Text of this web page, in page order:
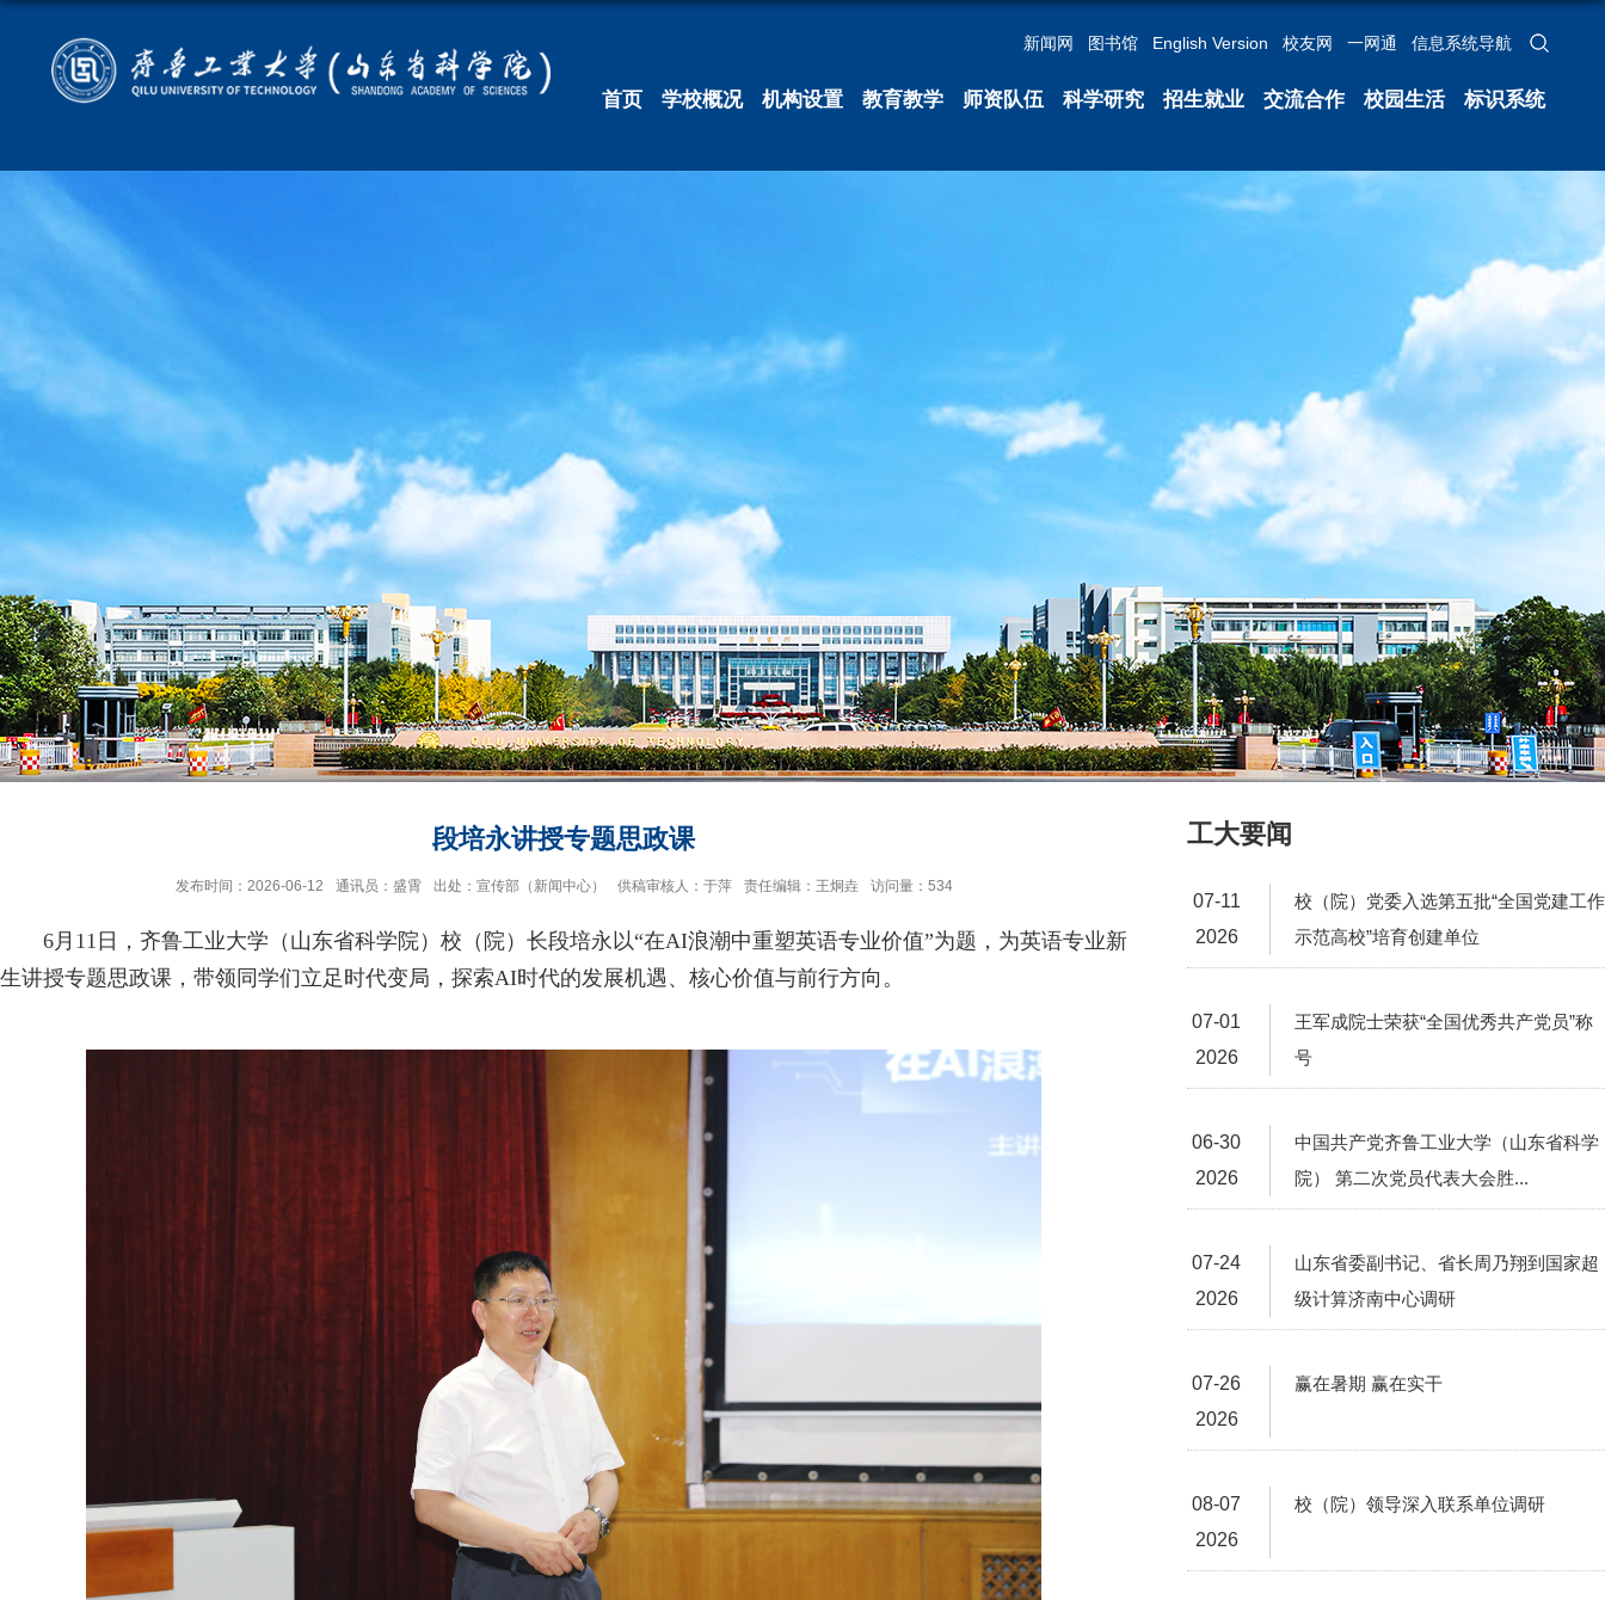
新闻网 图书馆 English Version 校友网 一网通 信息系统导航
首页 学校概况 机构设置 教育教学 师资队伍 科学研究 招生就业 交流合作 校园生活 标识系统
段培永讲授专题思政课
发布时间：2026-06-12 通讯员：盛霄 出处：宣传部（新闻中心） 供稿审核人：于萍 责任编辑：王炯垚 访问量： 534
6月11日，齐鲁工业大学（山东省科学院）校（院）长段培永以“在AI浪潮中重塑英语专业价值”为题，为英语专业新
生讲授专题思政课，带领同学们立足时代变局，探索AI时代的发展机遇、核心价值与前行方向。
工大要闻
07-11
2026
校（院）党委入选第五批“全国党建工作
示范高校”培育创建单位
07-01
2026
王军成院士荣获“全国优秀共产党员”称
号
06-30
2026
中国共产党齐鲁工业大学（山东省科学
院） 第二次党员代表大会胜...
07-24
2026
山东省委副书记、省长周乃翔到国家超
级计算济南中心调研
07-26
2026
赢在暑期 赢在实干
08-07
2026
校（院）领导深入联系单位调研